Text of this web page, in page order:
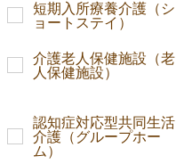
短期入所療養介護（シ
ョートステイ）
介護老人保健施設（老
人保健施設）
認知症対応型共同生活
介護（グループホー
ム）